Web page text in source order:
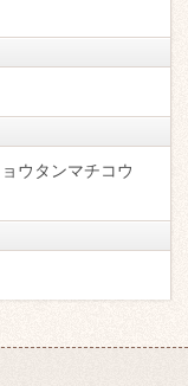
ウタンマチコウ